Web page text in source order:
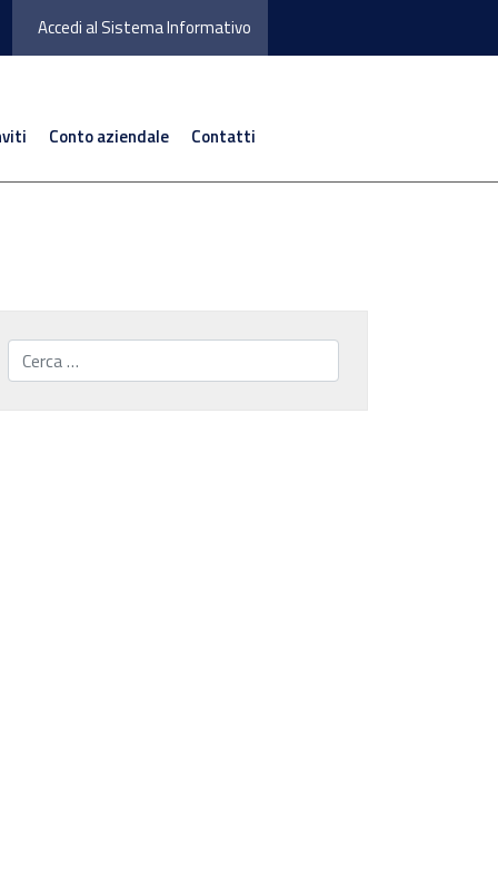
Accedi al Sistema Informativo
Conto aziendale Contatti
Cerca...